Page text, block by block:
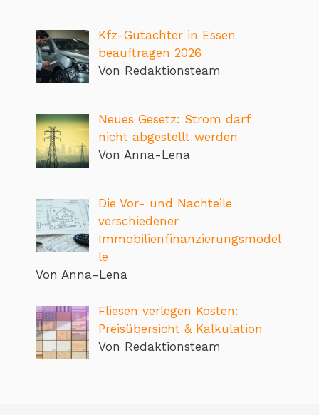
Kfz-Gutachter in Essen
beauftragen 2026
Von Redaktionsteam
Neues Gesetz: Strom darf
nicht abgestellt werden
Von Anna-Lena
Die Vor- und Nachteile
verschiedener
Immobilienfinanzierungsmodel
le
Von Anna-Lena
Fliesen verlegen Kosten:
Preisübersicht & Kalkulation
Von Redaktionsteam